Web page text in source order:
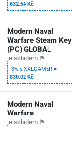
632.64 Kč
Modern Naval
Warfare Steam Key
(PC) GLOBAL
je skladem 🏴
-3% s XXLGAMER =
830.02 Kč
Modern Naval
Warfare
je skladem 🏴